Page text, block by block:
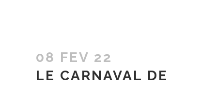
08 FEV 22
LE CARNAVAL DE